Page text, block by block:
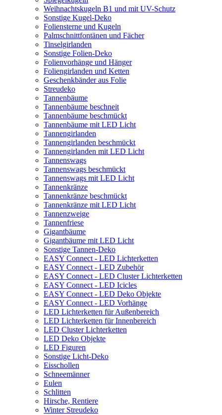
Weihnachtskugeln B1 und mit UV-Schutz
Sonstige Kugel-Deko
Foliensterne und Kugeln
Palmschnittfontänen und Fächer
Tinselgirlanden
Sonstige Folien-Deko
Folienvorhänge und Hänger
Foliengirlanden und Ketten
Geschenkbänder aus Folie
Streudeko
Tannenbäume
Tannenbäume beschneit
Tannenbäume beschmückt
Tannenbäume mit LED Licht
Tannengirlanden
Tannengirlanden beschmückt
Tannengirlanden mit LED Licht
Tannenswags
Tannenswags beschmückt
Tannenswags mit LED Licht
Tannenkränze
Tannenkränze beschmückt
Tannenkränze mit LED Licht
Tannenzweige
Tannenfriese
Gigantbäume
Gigantbäume mit LED Licht
Sonstige Tannen-Deko
EASY Connect - LED Lichterketten
EASY Connect - LED Zubehör
EASY Connect - LED Cluster Lichterketten
EASY Connect - LED Icicles
EASY Connect - LED Deko Objekte
EASY Connect - LED Vorhänge
LED Lichterketten für Außenbereich
LED Lichterketten für Innenbereich
LED Cluster Lichterketten
LED Deko Objekte
LED Figuren
Sonstige Licht-Deko
Eisschollen
Schneemänner
Eulen
Schlitten
Hirsche, Rentiere
Winter Streudeko